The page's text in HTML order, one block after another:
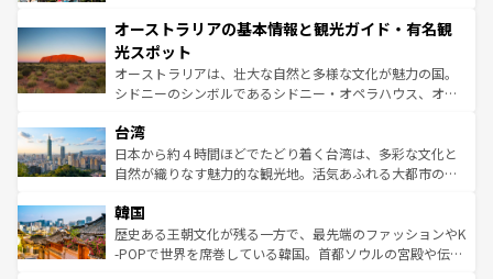
部のニューオーリンズでは、音楽と美食が融合した独特の
文化が魅力。旅行者はアメリカの各地域で異なる魅力を楽
しみながら、その多様性と豊かな歴史を感じることができ
るだろう。車でのロードトリップや列車の旅も、アメリカ
情報は
ワイ島は見逃せない。また、定番の観光地といえばオアフ
島だが、静かな自然を求めるならマウイ島やカウアイ島が
おすすめ。エメラルドグリーンに輝く海をはじめ、豊かな
文化や歴史が息づいている。「アロハスピリット」と呼ば
人々、おいしいローカルフードやハワイアンミュージッ
ク、伝統的なフラダンスなど、すべてがハワイの魅力を彩
っている。訪れるたびに新しい発見と感動が待っているハ
はコンテンツ一覧
オーストラリアの基本情報と観光ガイド・有名観
光スポット
オーストラリアは、壮大な自然と多様な文化が魅力の国。
シドニーのシンボルであるシドニー・オペラハウス、オー
リアリーフや大陸中央部にそびえるウルル（エアーズロッ
ク）、タスマニアの美しい原生林やケアンズの熱帯雨林な
ど、見どころがたくさん。また、カフェやワイン、オージ
いる。アクティビティも充実しており、サーフィンやダイ
ビング、ハイキングなど、アウトドア好きにはたまらな
い。オーストラリアの多彩な魅力を存分に味わいつくそ
台湾
日本から約４時間ほどでたどり着く台湾は、多彩な文化と
自然が織りなす魅力的な観光地。活気あふれる大都市の台
ン）、静ひつな山岳地帯である台湾東部など、都市の喧騒
と山間の静けさが共存しており、訪れる人に新しい発見と
驚きをもたらしてくれる。また、奥深い台湾の食文化も魅
韓国
歴史ある王朝文化が残る一方で、最先端のファッションやK
-POPで世界を席巻している韓国。首都ソウルの宮殿や伝統